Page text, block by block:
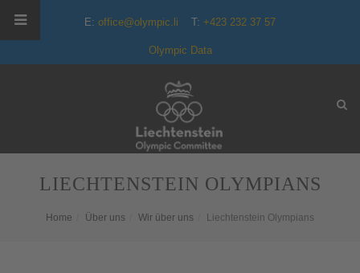
E: office@olympic.li T: +423 232 37 57
Olympic Data
LIECHTENSTEIN OLYMPIANS
Home Über uns Wir über uns Liechtenstein Olympians